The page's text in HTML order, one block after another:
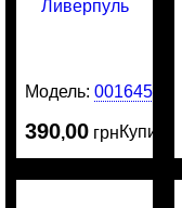
Модель:0016455
390,00 грнКупить